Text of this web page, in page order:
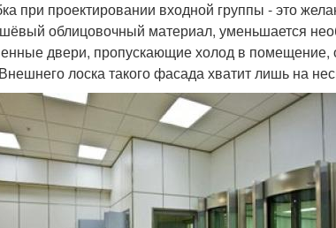
при проектировании входной группы - это
облицовочный материал, уменьшается
двери, пропускающие холод в помещение,
лоска такого фасада хватит лишь на